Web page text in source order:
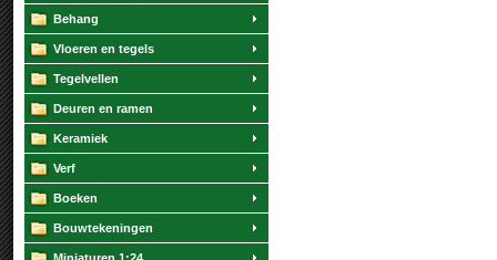
Behang
Vloeren en tegels
Tegelvellen
Deuren en ramen
Keramiek
Verf
Boeken
Bouwtekeningen